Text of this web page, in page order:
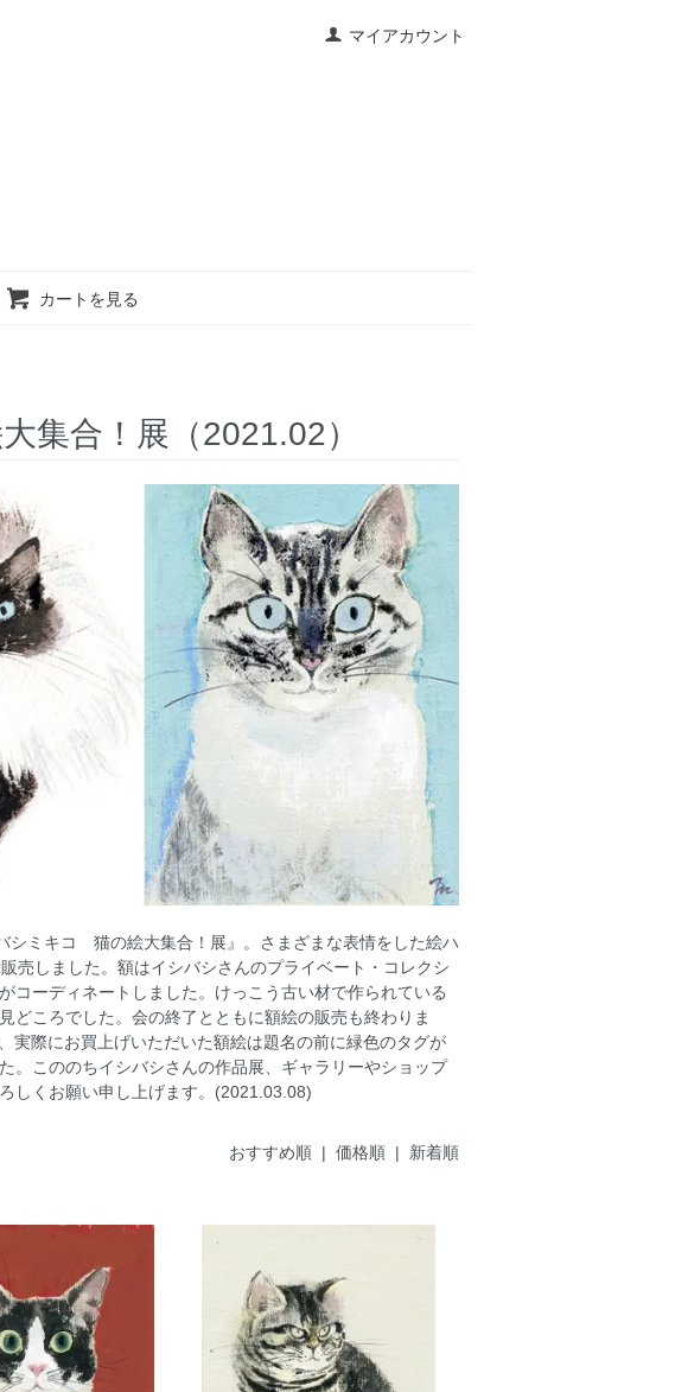
マイアカウント
カートを見る
合！展（2021.02）
シミキコ 猫の絵大集合！展』。さまざまな表情をした絵ハ
売しました。額はイシバシさんのプライベート・コレクシ
コーディネートしました。けっこう古い材で作られている
どころでした。会の終了とともに額絵の販売も終わりま
実際にお買上げいただいた額絵は題名の前に緑色のタグが
。こののちイシバシさんの作品展、ギャラリーやショップ
しくお願い申し上げます。(2021.03.08)
おすすめ順 | 価格順 | 新着順